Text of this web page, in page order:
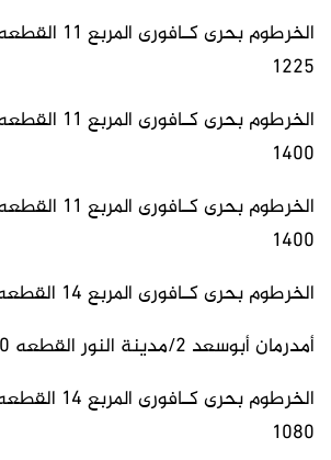
1225
1400
1400
الخرطوم بحرى كـافورى المربع 14 القطعه 25 المساحة 535
أمدرمان أبوسعد 2/مدينة النور القطعه 1170 المساحة 641
1080